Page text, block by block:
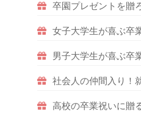
卒園プレゼントを贈
女子大学生が喜ぶ卒
男子大学生が喜ぶ卒
社会人の仲間入り！
高校の卒業祝いに贈